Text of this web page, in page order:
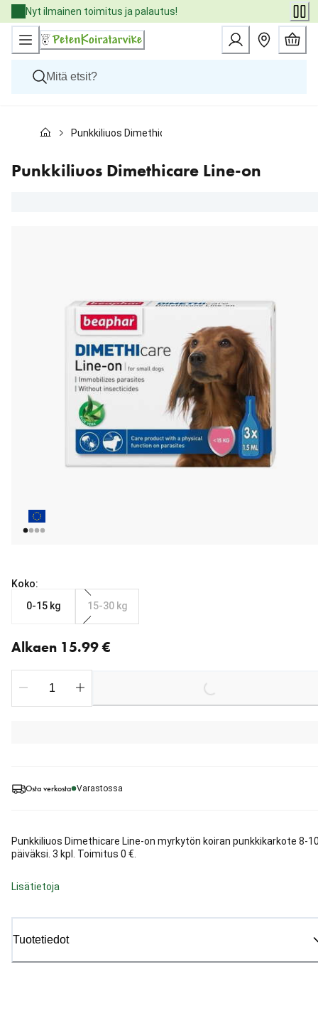
Skip
to
Content
Nyt ilmainen toimitus ja palautus!
Kissat
Eläinlääkäriruoat
Tuotemerkit
Punkkiliuos Dimethicare Line-on
Punkkiliuos Dimethicare Line-on
Osta verkosta Varastossa
Punkkiliuos Dimethicare Line-on myrkytön koiran punkkikarkote 8-
päiväksi. 3 kpl. Toimitus 0 €.
Lisätietoja
Tuotetiedot
Koko:
0-15 kg
15-30 kg
Alkaen 15.99 €